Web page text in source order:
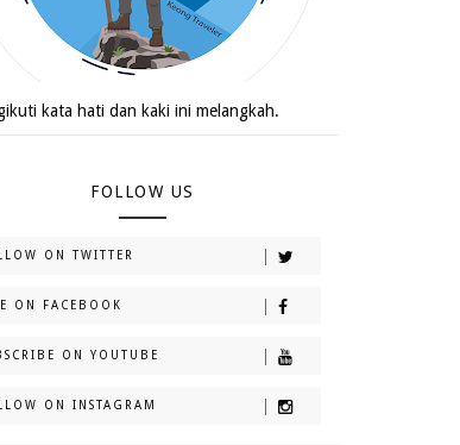
kata hati dan kaki ini melangkah.
FOLLOW US
ON TWITTER
ON FACEBOOK
ON YOUTUBE
ON INSTAGRAM